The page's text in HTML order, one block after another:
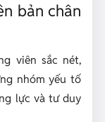
bản chân
viên sắc nét,
nhóm yếu tố
lực và tư duy